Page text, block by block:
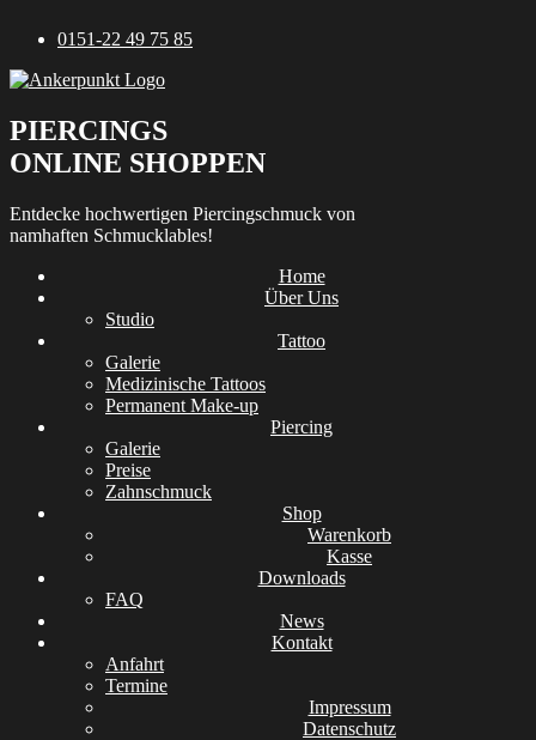
Inhalt
0151-22 49 75 85
PIERCINGS
ONLINE SHOPPEN
Entdecke hochwertigen Piercingschmuck von
namhaften Schmucklables!
Home
Über Uns
Studio
Tattoo
Galerie
Medizinische Tattoos
Permanent Make-up
Piercing
Galerie
Preise
Zahnschmuck
Shop
Warenkorb
Kasse
Downloads
FAQ
News
Kontakt
Anfahrt
Termine
Impressum
Datenschutz